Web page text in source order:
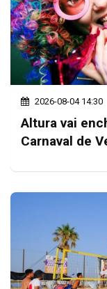
2026-08-04 14:30
Altura vai
Carnaval de